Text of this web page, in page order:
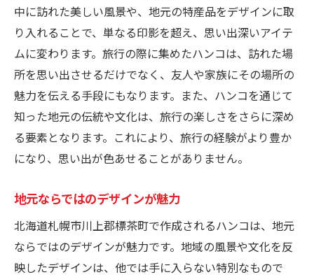
中に訪れた美しい風景や、地元の特産品をデザインに取
り入れることで、単なる印影を超え、思い出深いアイテ
ムに変わります。旅行の際に集めたハンコは、訪れた場
所を思い出させるだけでなく、友人や家族にその場所の
魅力を伝える手段にもなります。また、ハンコを通じて
知った地元の伝統や文化は、旅行の楽しさをさらに深め
る要素となります。これにより、旅行の経験がより豊か
になり、思い出が色あせることがありません。
地元ならではのデザインが魅力
北海道札幌市川上郡標茶町で作成されるハンコは、地元
ならではのデザインが魅力です。地域の風景や文化を反
映したデザインは、他では手に入らない特別なもので